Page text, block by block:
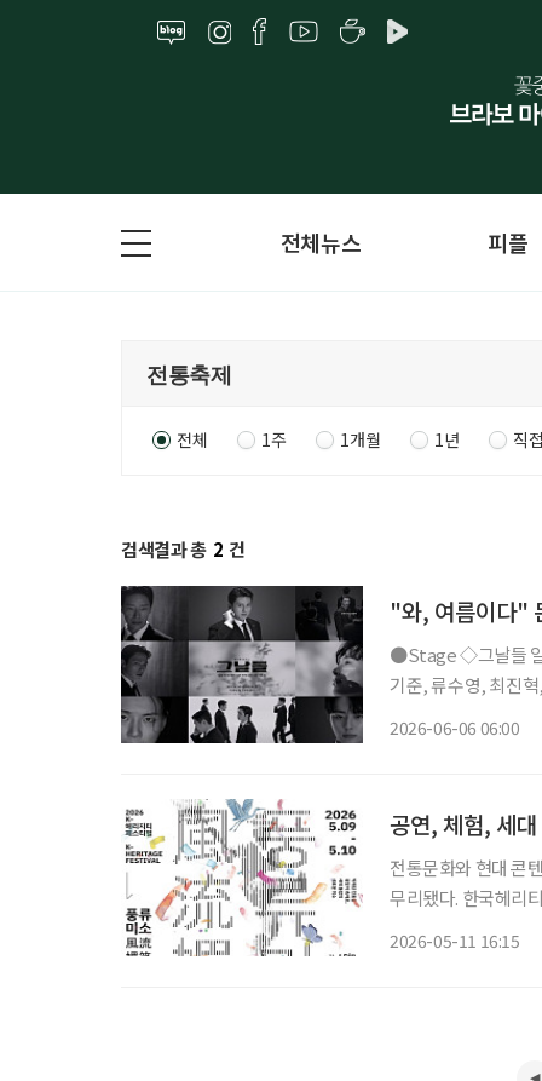
전체뉴스 피플
전체 1주 1개월 1년 직
검색결과 총 2 건
"와, 여름이다"
●Stage ◇그날들 일정 6월 9일 ~ 8월 23일 장소 디큐브 링크아트센터 연출 장유정 출연 엄
기준, 류수영, 최진혁, 김정현
2026-06-06 06:00
공연, 체험, 세대
전통문화와 현대 콘
무리됐다. 한국헤리티지 문화재단과 세이버스코리아는 지난 9~10일 서울 마포구 문화비축
2026-05-11 16:15